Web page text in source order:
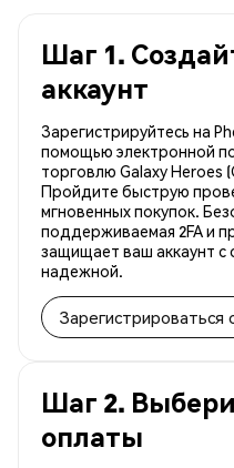
Шаг 1.
аккаунт
Зарегистрируйтесь на
помощью электронной
торговлю Galaxy Heroes
Пройдите быструю
мгновенных покупок.
поддерживаемая 2FA и
защищает ваш аккаунт с
надежной.
Зарегистрироваться
Шаг 2.
оплаты